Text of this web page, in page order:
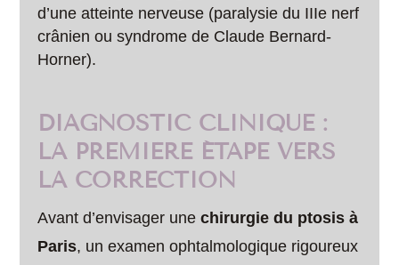
d’une atteinte nerveuse (paralysie du IIIe nerf
crânien ou syndrome de Claude Bernard-
Horner).
DIAGNOSTIC CLINIQUE :
LA PREMIÈRE ÉTAPE VERS
LA CORRECTION
Avant d’envisager unechirurgie du ptosis à
Paris, un examen ophtalmologique rigoureux